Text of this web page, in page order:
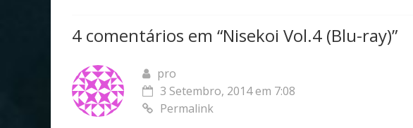
o
k
p
p
4 comentários em “Nisekoi Vol.4 (Blu-ray)”
pro
3 Setembro, 2014 em 7:08
Permalink